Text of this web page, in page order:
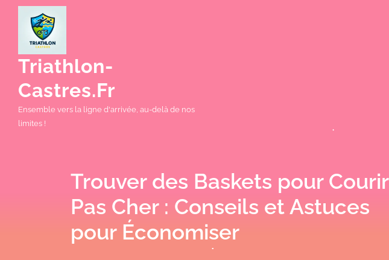
Triathlon-
Castres.fr
Ensemble vers la ligne d'arrivée, au-delà de nos
limites !
Trouver des Baskets pour Courir
Pas Cher : Conseils et Astuces
pour Économiser